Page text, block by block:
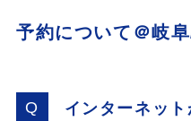
予約について ＠岐
インターネッ